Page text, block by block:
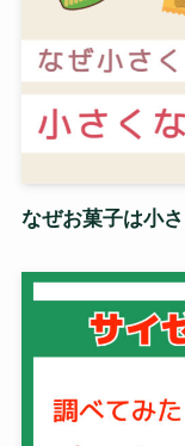
なぜお菓子は小